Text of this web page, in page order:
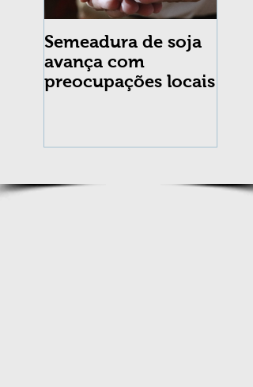
Semeadura de soja
avança com
preocupações locais